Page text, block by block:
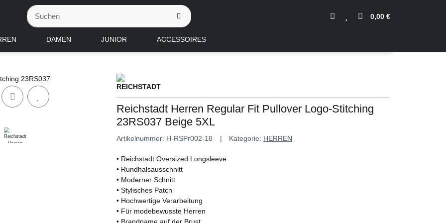
0,00 €
DAMEN JUNIOR ACCESSOIRES
Reichstadt Herren Regular Fit Pullover Logo-Stitching
23RS037 Beige 5XL
Artikelnummer: H-RSPr002-18 Kategorie: HERREN
• Reichstadt Oversized Longsleeve
• Rundhalsausschnitt
• Moderner Schnitt
• Stylisches Patch
• Hochwertige Verarbeitung
• Für modebewusste Herren
• Brandname auf der Brust